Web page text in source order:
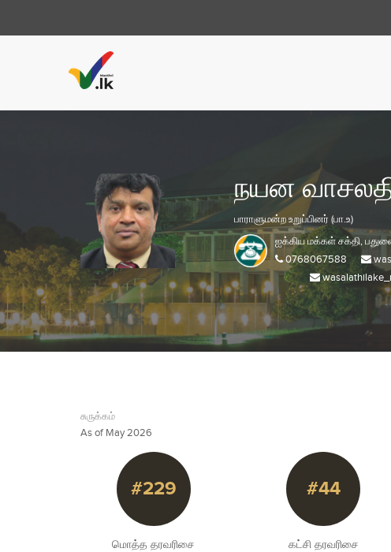
நயன
பாராளுமன்ற உறுப்பினர் (பா.உ)
ஐக்கிய மக்கள் சக்தி,
0768067588
சுருக்கம்
As of May 2026
#229
மொத்த தரவரிசை
#44
கட்சி தரவரிசை